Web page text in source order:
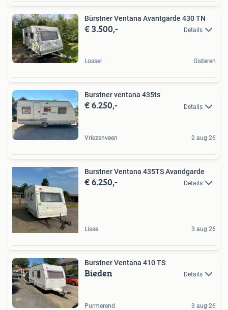
Bürstner Ventana Avantgarde 430 TN
€ 3.500,- Details
Losser Gisteren
Burstner ventana 435ts
€ 6.250,- Details
Vriezenveen 2 aug 26
Burstner Ventana 435TS Avandgarde
€ 6.250,- Details
Lisse 3 aug 26
Burstner Ventana 410 TS
Bieden Details
Purmerend 3 aug 26